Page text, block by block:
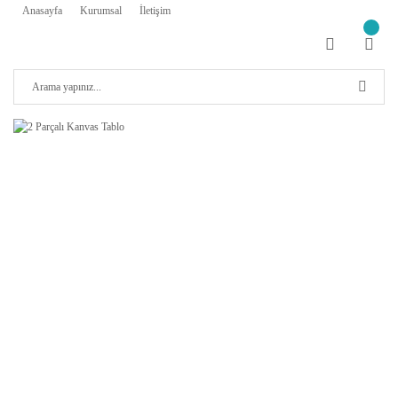
Anasayfa Kurumsal İletişim